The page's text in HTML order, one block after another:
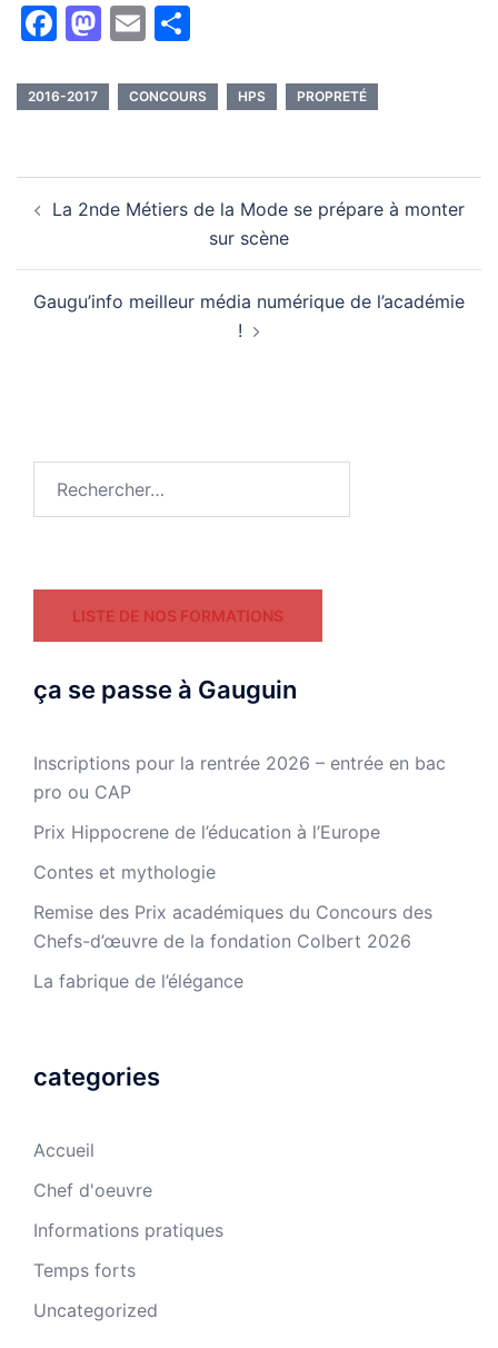
Facebook
Mastodon
Email
2016-2017 CONCOURS HPS PROPRETÉ
d’article
La 2nde Métiers de la Mode se prépare à monter
sur scène
Gaugu’info meilleur média numérique de l’académie
!
LISTE DE NOS FORMATIONS
ça se passe à Gauguin
Inscriptions pour la rentrée 2026 – entrée en bac
pro ou CAP
Prix Hippocrene de l’éducation à l’Europe
Contes et mythologie
Remise des Prix académiques du Concours des
Chefs-d’œuvre de la fondation Colbert 2026
La fabrique de l’élégance
categories
Accueil
Chef d'oeuvre
Informations pratiques
Temps forts
Uncategorized